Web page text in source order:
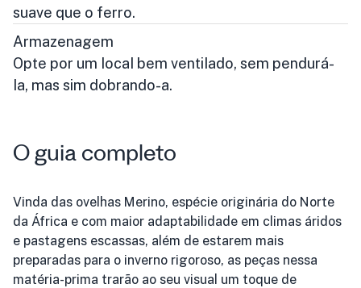
suave que o ferro.
Armazenagem
Opte por um local bem ventilado, sem pendurá-
la, mas sim dobrando-a.
O guia completo
Vinda das ovelhas Merino, espécie originária do Norte
da África e com maior adaptabilidade em climas áridos
e pastagens escassas, além de estarem mais
preparadas para o inverno rigoroso, as peças nessa
matéria-prima trarão ao seu visual um toque de